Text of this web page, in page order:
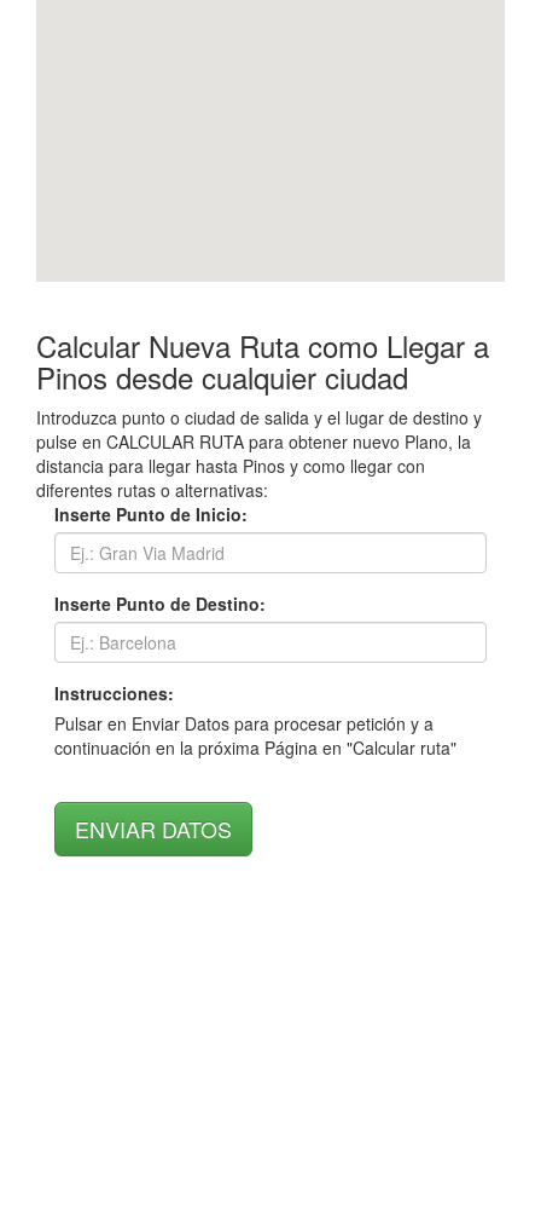
Calcular Nueva Ruta como Llegar a
Pinos desde cualquier ciudad
Introduzca punto o ciudad de salida y el lugar de destino y
pulse en CALCULAR RUTA para obtener nuevo Plano, la
distancia para llegar hasta Pinos y como llegar con
diferentes rutas o alternativas:
Inserte Punto de Inicio:
Inserte Punto de Destino:
Instrucciones:
Pulsar en Enviar Datos para procesar petición y a
continuación en la próxima Página en "Calcular ruta"